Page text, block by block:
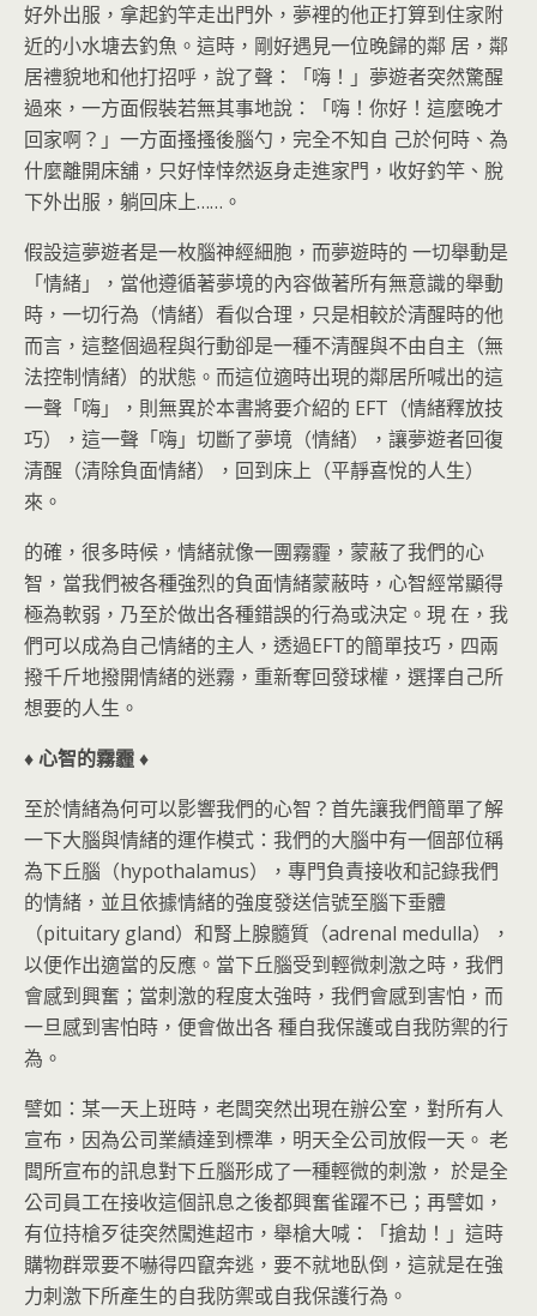
好外出服，拿起釣竿走出門外，夢裡的他正打算到住家附
近的小水塘去釣魚。這時，剛好遇見一位晚歸的鄰 居，鄰
居禮貌地和他打招呼，說了聲：「嗨！」夢遊者突然驚醒
過來，一方面假裝若無其事地說：「嗨！你好！這麼晚才
回家啊？」一方面搔搔後腦勺，完全不知自 己於何時、為
什麼離開床舖，只好悻悻然返身走進家門，收好釣竿、脫
下外出服，躺回床上……。
假設這夢遊者是一枚腦神經細胞，而夢遊時的 一切舉動是
「情緒」，當他遵循著夢境的內容做著所有無意識的舉動
時，一切行為（情緒）看似合理，只是相較於清醒時的他
而言，這整個過程與行動卻是一種不清醒與不由自主（無
法控制情緒）的狀態。而這位適時出現的鄰居所喊出的這
一聲「嗨」，則無異於本書將要介紹的 EFT（情緒釋放技
巧），這一聲「嗨」切斷了夢境（情緒），讓夢遊者回復
清醒（清除負面情緒），回到床上（平靜喜悅的人生）
來。
的確，很多時候，情緒就像一團霧霾，蒙蔽了我們的心
智，當我們被各種強烈的負面情緒蒙蔽時，心智經常顯得
極為軟弱，乃至於做出各種錯誤的行為或決定。現 在，我
們可以成為自己情緒的主人，透過EFT的簡單技巧，四兩
撥千斤地撥開情緒的迷霧，重新奪回發球權，選擇自己所
想要的人生。
♦ 心智的霧霾 ♦
至於情緒為何可以影響我們的心智？首先讓我們簡單了解
一下大腦與情緒的運作模式：我們的大腦中有一個部位稱
為下丘腦（hypothalamus），專門負責接收和記錄我們
的情緒，並且依據情緒的強度發送信號至腦下垂體
（pituitary gland）和腎上腺髓質（adrenal medulla），
以便作出適當的反應。當下丘腦受到輕微刺激之時，我們
會感到興奮；當刺激的程度太強時，我們會感到害怕，而
一旦感到害怕時，便會做出各 種自我保護或自我防禦的行
為。
譬如：某一天上班時，老闆突然出現在辦公室，對所有人
宣布，因為公司業績達到標準，明天全公司放假一天。 老
闆所宣布的訊息對下丘腦形成了一種輕微的刺激， 於是全
公司員工在接收這個訊息之後都興奮雀躍不已；再譬如，
有位持槍歹徒突然闖進超市，舉槍大喊：「搶劫！」這時
購物群眾要不嚇得四竄奔逃，要不就地臥倒，這就是在強
力刺激下所產生的自我防禦或自我保護行為。